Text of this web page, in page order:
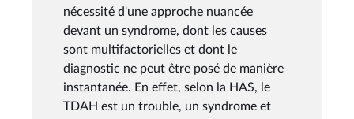
nécessité d'une approche nuancée
devant un syndrome, dont les causes
sont multifactorielles et dont le
diagnostic ne peut être posé de manière
instantanée. En effet, selon la HAS, le
TDAH est un trouble, un syndrome et